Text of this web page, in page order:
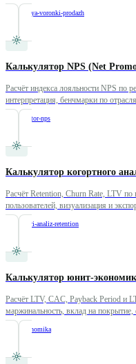
konversiya-voronki-prodazh
Калькулятор NPS (Net
Расчёт индекса лояльности NPS по
интерпретация, бенчмарки по
kalkulyator-nps
Калькулятор когортного
Расчёт Retention, Churn Rate, LTV по
пользователей, визуализация и
kogortnyi-analiz-retention
Калькулятор юнит-
Расчёт LTV, CAC, Payback Period и
маржинальность, вклад на покрытие,
unit-ekonomika